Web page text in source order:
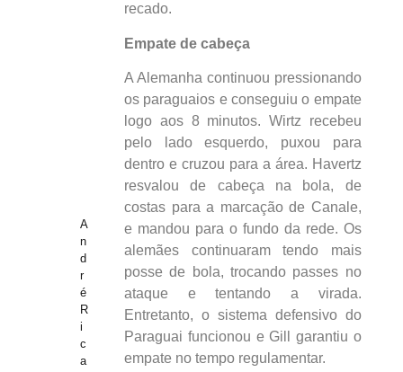
A
n
d
r
é
R
i
c
a
recado.
Empate de cabeça
A Alemanha continuou pressionando
os paraguaios e conseguiu o empate
logo aos 8 minutos. Wirtz recebeu
pelo lado esquerdo, puxou para
dentro e cruzou para a área. Havertz
resvalou de cabeça na bola, de
costas para a marcação de Canale,
e mandou para o fundo da rede. Os
alemães continuaram tendo mais
posse de bola, trocando passes no
ataque e tentando a virada.
Entretanto, o sistema defensivo do
Paraguai funcionou e Gill garantiu o
empate no tempo regulamentar.